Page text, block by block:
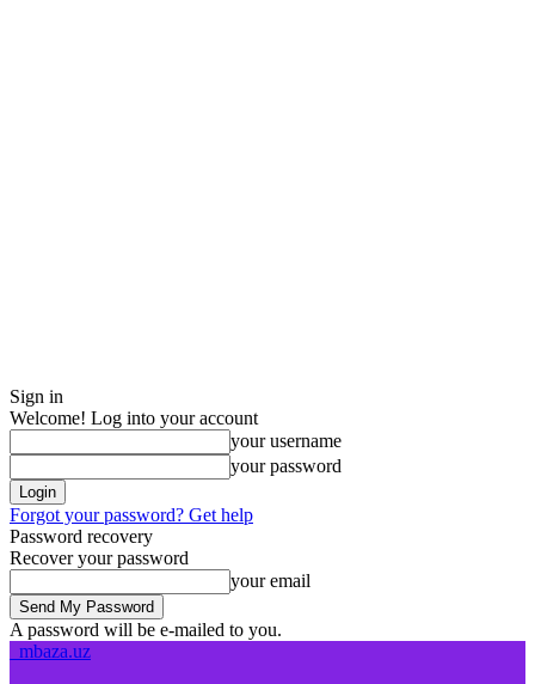
Sign in
Welcome! Log into your account
your username
your password
Forgot your password? Get help
Password recovery
Recover your password
your email
A password will be e-mailed to you.
mbaza.uz